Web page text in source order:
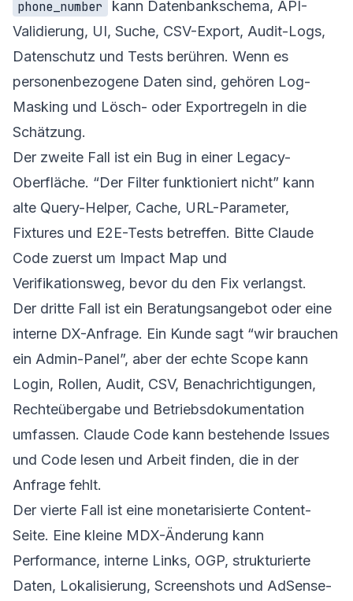
phone_number
kann Datenbankschema, API-
Validierung, UI, Suche, CSV-Export, Audit-Logs,
Datenschutz und Tests berühren. Wenn es
personenbezogene Daten sind, gehören Log-
Masking und Lösch- oder Exportregeln in die
Schätzung.
Der zweite Fall ist ein Bug in einer Legacy-
Oberfläche. “Der Filter funktioniert nicht” kann
alte Query-Helper, Cache, URL-Parameter,
Fixtures und E2E-Tests betreffen. Bitte Claude
Code zuerst um Impact Map und
Verifikationsweg, bevor du den Fix verlangst.
Der dritte Fall ist ein Beratungsangebot oder eine
interne DX-Anfrage. Ein Kunde sagt “wir brauchen
ein Admin-Panel”, aber der echte Scope kann
Login, Rollen, Audit, CSV, Benachrichtigungen,
Rechteübergabe und Betriebsdokumentation
umfassen. Claude Code kann bestehende Issues
und Code lesen und Arbeit finden, die in der
Anfrage fehlt.
Der vierte Fall ist eine monetarisierte Content-
Seite. Eine kleine MDX-Änderung kann
Performance, interne Links, OGP, strukturierte
Daten, Lokalisierung, Screenshots und AdSense-